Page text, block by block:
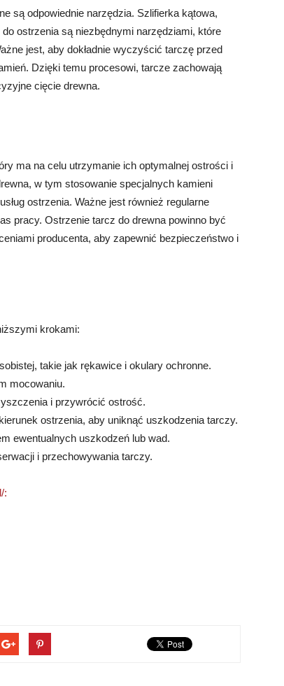
są odpowiednie narzędzia. Szlifierka kątowa,
ostrzenia są niezbędnymi narzędziami, które
jest, aby dokładnie wyczyścić tarczę przed
Dzięki temu procesowi, tarcze zachowają
cięcie drewna.
ma na celu utrzymanie ich optymalnej ostrości i
w tym stosowanie specjalnych kamieni
ostrzenia. Ważne jest również regularne
pracy. Ostrzenie tarcz do drewna powinno być
producenta, aby zapewnić bezpieczeństwo i
krokami:
takie jak rękawice i okulary ochronne.
mocowaniu.
i przywrócić ostrość.
ostrzenia, aby uniknąć uszkodzenia tarczy.
ewentualnych uszkodzeń lub wad.
i przechowywania tarczy.
: